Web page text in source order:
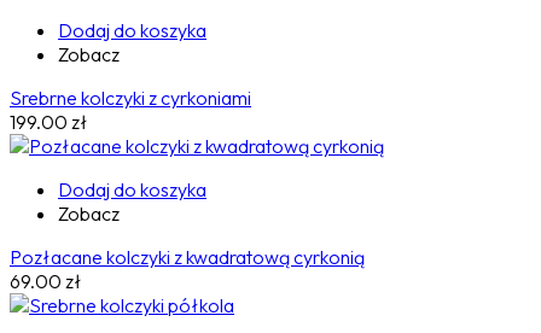
Dodaj do koszyka
Zobacz
Srebrne kolczyki z cyrkoniami
199.00 zł
Dodaj do koszyka
Zobacz
Pozłacane kolczyki z kwadratową cyrkonią
69.00 zł